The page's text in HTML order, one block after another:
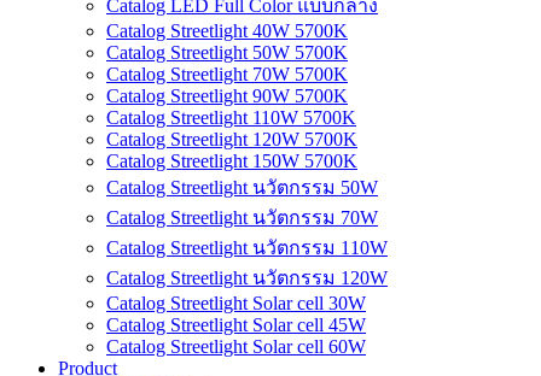
Catalog LED Full Color แบบกลาง
Catalog Streetlight 40W 5700K
Catalog Streetlight 50W 5700K
Catalog Streetlight 70W 5700K
Catalog Streetlight 90W 5700K
Catalog Streetlight 110W 5700K
Catalog Streetlight 120W 5700K
Catalog Streetlight 150W 5700K
Catalog Streetlight นวัตกรรม 50W
Catalog Streetlight นวัตกรรม 70W
Catalog Streetlight นวัตกรรม 110W
Catalog Streetlight นวัตกรรม 120W
Catalog Streetlight Solar cell 30W
Catalog Streetlight Solar cell 45W
Catalog Streetlight Solar cell 60W
Product